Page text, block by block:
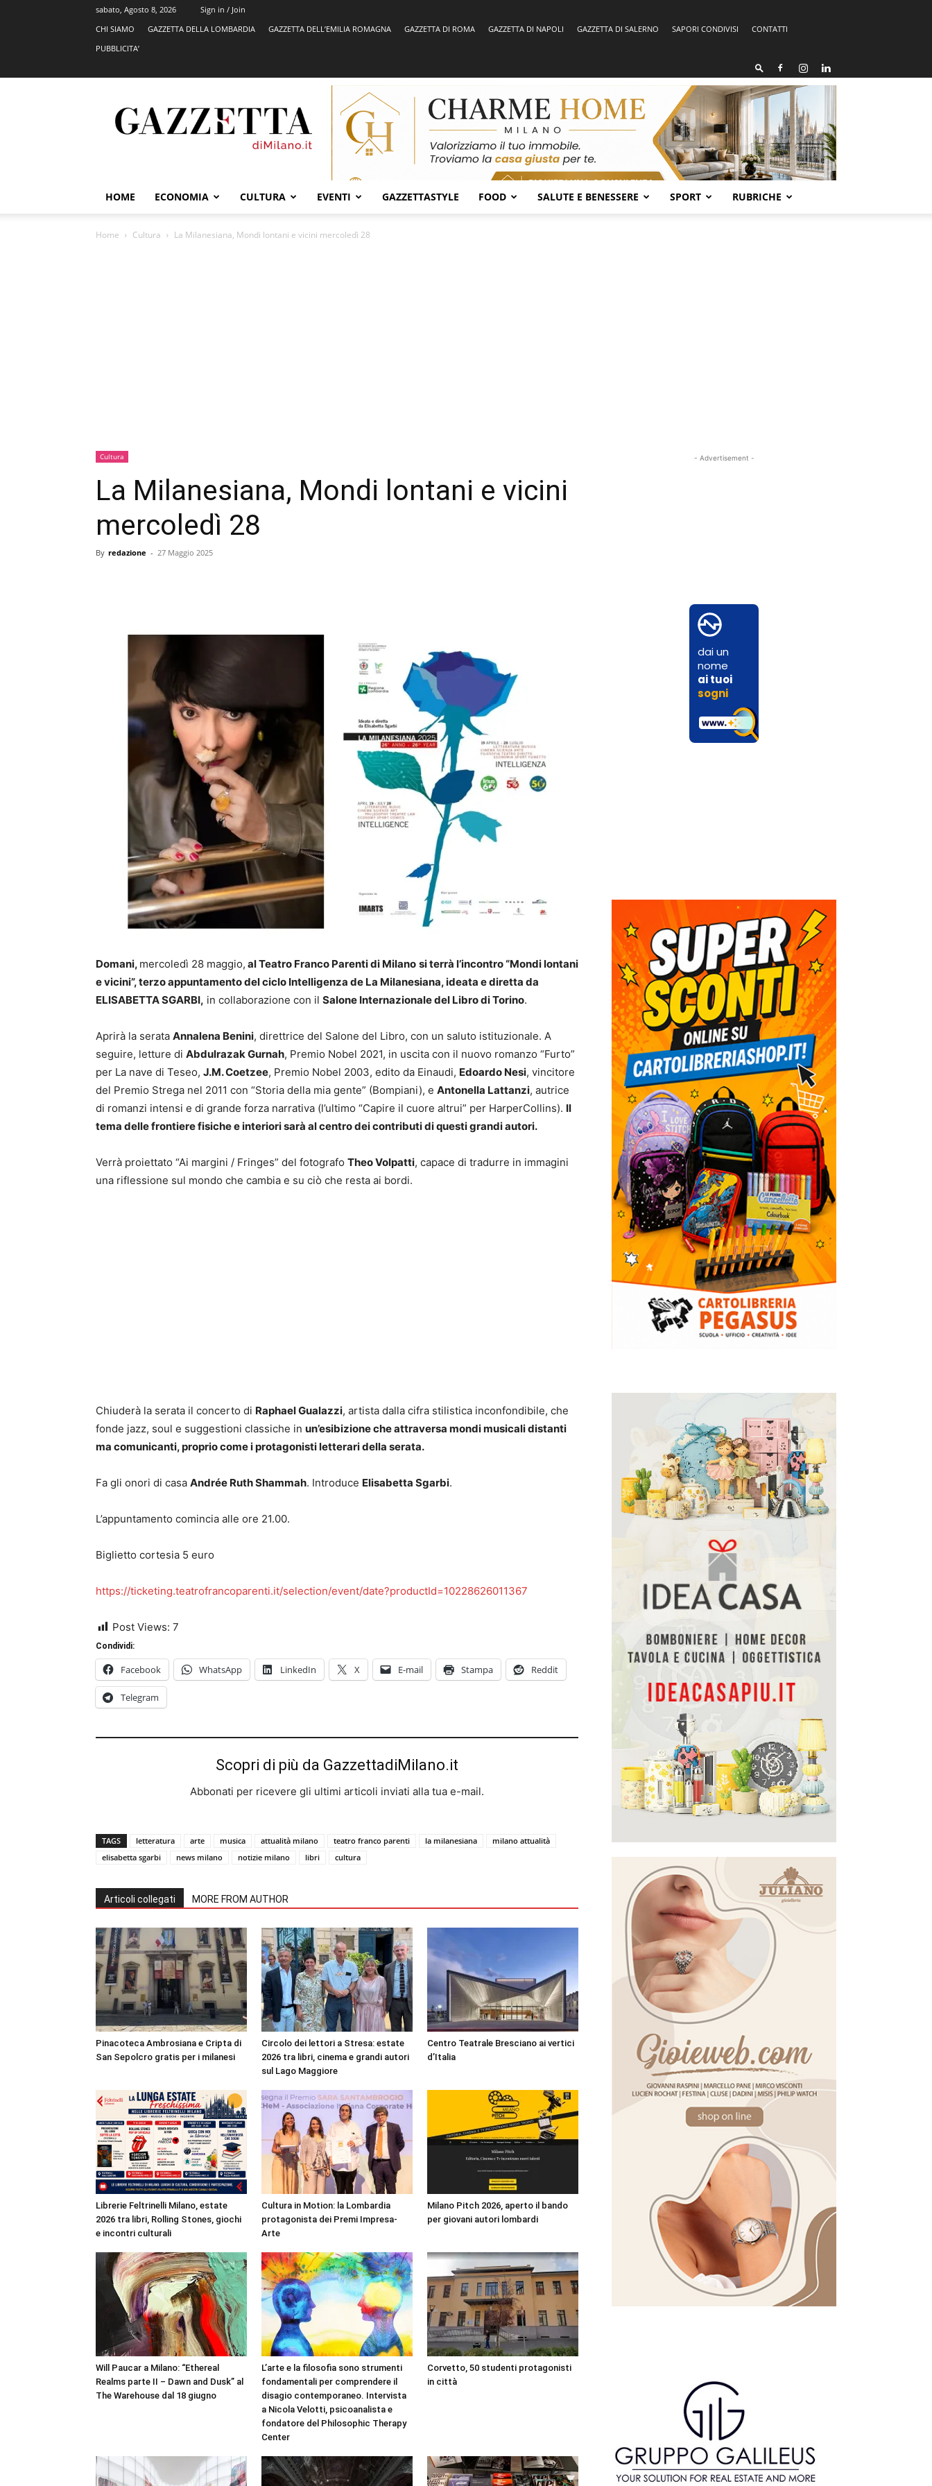
sabato, Agosto 8, 2026
Sign in / Join
CHI SIAMO
GAZZETTA DELLA LOMBARDIA GAZZETTA DELL’EMILIA ROMAGNA GAZZETTA DI ROMA GAZZETTA DI NAPOLI GAZZETTA DI SALERNO SAPORI CONDIVISI
CONTATTI
PUBBLICITA’
HOME ECONOMIA CULTURA EVENTI GAZZETTASTYLE FOOD SALUTE E BENESSERE SPORT RUBRICHE
Home Cultura La Milanesiana, Mondi lontani e vicini mercoledì 28
Cultura
La Milanesiana, Mondi lontani e vicini
mercoledì 28
By redazione - 27 Maggio 2025
Domani, mercoledì 28 maggio, al Teatro Franco Parenti di Milano si terrà l’incontro “Mondi lontani
e vicini”, terzo appuntamento del ciclo Intelligenza de La Milanesiana, ideata e diretta da
ELISABETTA SGARBI, in collaborazione con il Salone Internazionale del Libro di Torino.
Aprirà la serata Annalena Benini, direttrice del Salone del Libro, con un saluto istituzionale. A
seguire, letture di Abdulrazak Gurnah, Premio Nobel 2021, in uscita con il nuovo romanzo “Furto”
per La nave di Teseo, J.M. Coetzee, Premio Nobel 2003, edito da Einaudi, Edoardo Nesi, vincitore
del Premio Strega nel 2011 con “Storia della mia gente” (Bompiani), e Antonella Lattanzi, autrice
di romanzi intensi e di grande forza narrativa (l’ultimo “Capire il cuore altrui” per HarperCollins). Il
tema delle frontiere fisiche e interiori sarà al centro dei contributi di questi grandi autori.
Verrà proiettato “Ai margini / Fringes” del fotografo Theo Volpatti, capace di tradurre in immagini
una riflessione sul mondo che cambia e su ciò che resta ai bordi.
Chiuderà la serata il concerto di Raphael Gualazzi, artista dalla cifra stilistica inconfondibile, che
fonde jazz, soul e suggestioni classiche in un’esibizione che attraversa mondi musicali distanti
ma comunicanti, proprio come i protagonisti letterari della serata.
Fa gli onori di casa Andrée Ruth Shammah. Introduce Elisabetta Sgarbi.
L’appuntamento comincia alle ore 21.00.
Biglietto cortesia 5 euro
https://ticketing.teatrofrancoparenti.it/selection/event/date?productId=10228626011367
Post Views: 7
Condividi:
Facebook WhatsApp LinkedIn X E-mail Stampa Reddit
Telegram
Scopri di più da GazzettadiMilano.it
Abbonati per ricevere gli ultimi articoli inviati alla tua e-mail.
TAGS letteratura arte musica attualità milano teatro franco parenti la milanesiana
milano attualità
elisabetta sgarbi
news milano notizie milano libri cultura
Articoli collegati MORE FROM AUTHOR
Pinacoteca Ambrosiana e Cripta di
San Sepolcro gratis per i milanesi
Circolo dei lettori a Stresa: estate
2026 tra libri, cinema e grandi autori
sul Lago Maggiore
Centro Teatrale Bresciano ai vertici
d’Italia
Librerie Feltrinelli Milano, estate
2026 tra libri, Rolling Stones, giochi
e incontri culturali
Cultura in Motion: la Lombardia
protagonista dei Premi Impresa-
Arte
Milano Pitch 2026, aperto il bando
per giovani autori lombardi
Will Paucar a Milano: “Ethereal
Realms parte II – Dawn and Dusk” al
The Warehouse dal 18 giugno
L’arte e la filosofia sono strumenti
fondamentali per comprendere il
disagio contemporaneo. Intervista
a Nicola Velotti, psicoanalista e
fondatore del Philosophic Therapy
Center
Corvetto, 50 studenti protagonisti
in città
- Advertisement -